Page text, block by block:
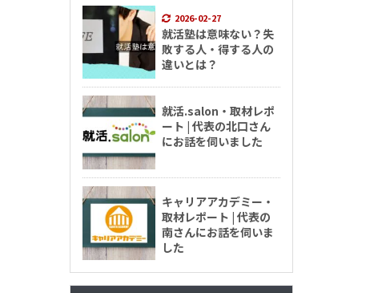
2026-02-27
就活塾は意味ない？失
敗する人・得する人の
違いとは？
就活.salon・取材レポ
ート | 代表の北口さん
にお話を伺いました
キャリアアカデミー・
取材レポート | 代表の
南さんにお話を伺いま
した